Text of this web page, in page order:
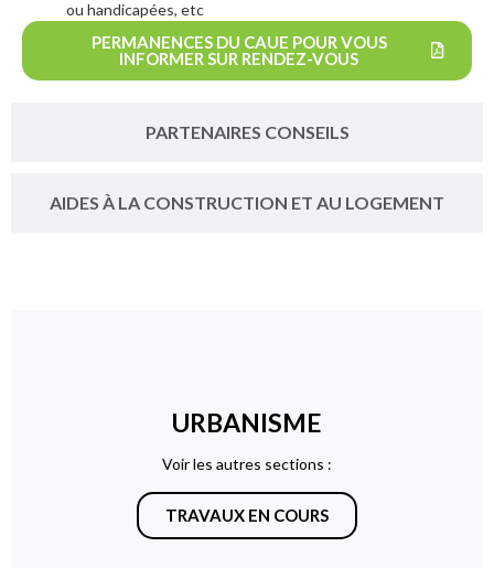
PARTENAIRES CONSEILS
AIDES À LA CONSTRUCTION ET AU LOGEMENT
ou handicapées, etc
PERMANENCES DU CAUE POUR VOUS
INFORMER SUR RENDEZ-VOUS
URBANISME
Voir les autres sections :
TRAVAUX EN COURS